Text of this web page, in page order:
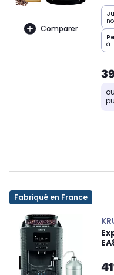
Comparer
à
ou
Fabriqué en France